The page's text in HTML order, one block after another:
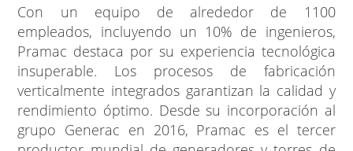
Con un equipo de alrededor de 1100
empleados, incluyendo un 10% de ingenieros,
Pramac destaca por su experiencia tecnológica
insuperable. Los procesos de fabricación
verticalmente integrados garantizan la calidad y
rendimiento óptimo. Desde su incorporación al
grupo Generac en 2016, Pramac es el tercer